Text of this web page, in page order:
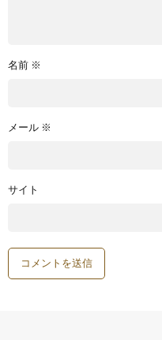
名前 ※
メール ※
サイト